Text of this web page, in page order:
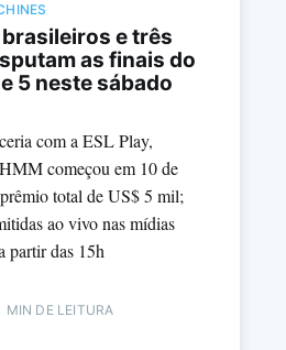
e três
as finais do
5 neste sábado
com a ESL Play,
começou em 10 de
total de US$ 5 mil;
ao vivo nas mídias
partir das 15h
MIN DE LEITURA